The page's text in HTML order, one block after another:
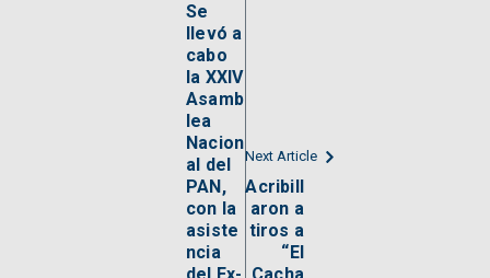
Se
llevó a
cabo
la XXIV
Asamb
lea
Nacion
al del
PAN,
con la
asiste
ncia
Next Article
Acribill
aron a
tiros a
“El